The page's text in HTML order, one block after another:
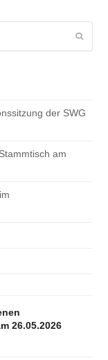
der SWG
am
26.05.2026